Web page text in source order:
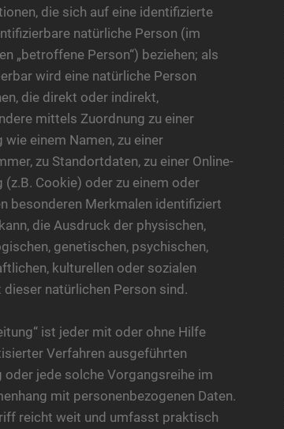
die sich auf eine identifizierte
natürliche Person (im
„betroffene Person“) beziehen; als
wird eine natürliche Person
die direkt oder indirekt,
mittels Zuordnung zu einer
wie einem Namen, zu einer
zu Standortdaten, zu einer Online-
(z.B. Cookie) oder zu einem oder
besonderen Merkmalen identifiziert
die Ausdruck der physischen,
genetischen, psychischen,
kulturellen oder sozialen
natürlichen Person sind.
ist jeder mit oder ohne Hilfe
Verfahren ausgeführten
oder jede solche Vorgangsreihe im
mit personenbezogenen Daten.
reicht weit und umfasst praktisch